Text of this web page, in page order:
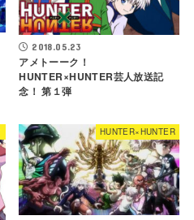
2018.05.23
アメトーーク！
HUNTER×HUNTER芸人放送記
念！ 第１弾
HUNTER×HUNTER